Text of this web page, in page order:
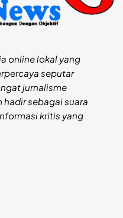
online lokal yang
seputar
jurnalisme
sebagai suara
kritis yang